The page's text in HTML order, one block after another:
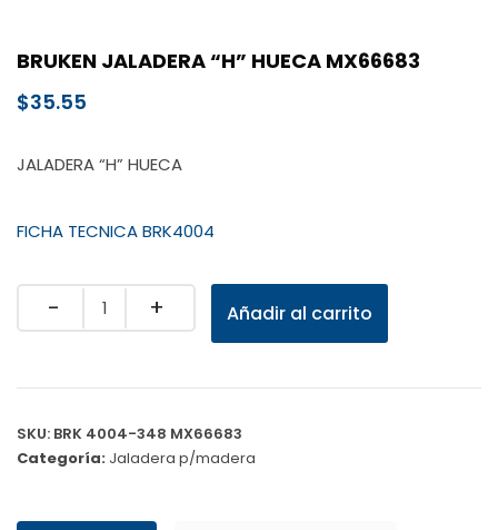
BRUKEN JALADERA “H” HUECA MX66683
$35.55
JALADERA “H” HUECA
FICHA TECNICA BRK4004
Quantity Añadir al carrito
SKU: BRK 4004-348 MX66683
Categoría: Jaladera p/madera